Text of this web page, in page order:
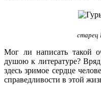
старец
Мог ли написать такой
душою к литературе?
здесь зримое сердце
справедливости в этой